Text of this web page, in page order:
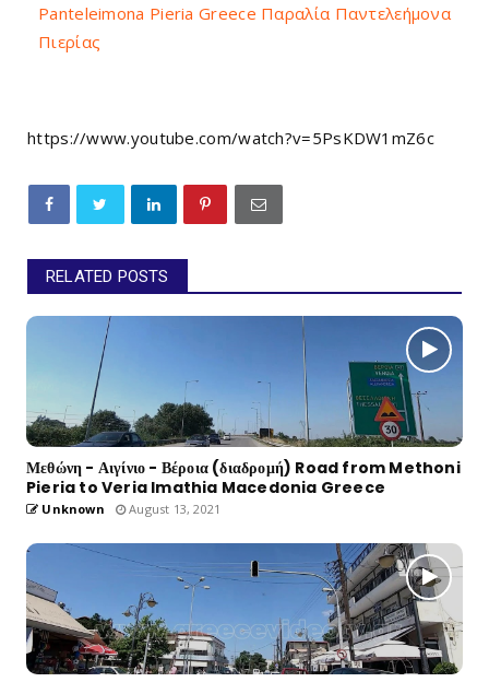
Panteleimona Pieria Greece Παραλία Παντελεήμονα
Πιερίας
https://www.youtube.com/watch?v=5PsKDW1mZ6c
RELATED POSTS
Μεθώνη - Αιγίνιο - Βέροια (διαδρομή) Road from Methoni
Pieria to Veria Imathia Macedonia Greece
Unknown August 13, 2021